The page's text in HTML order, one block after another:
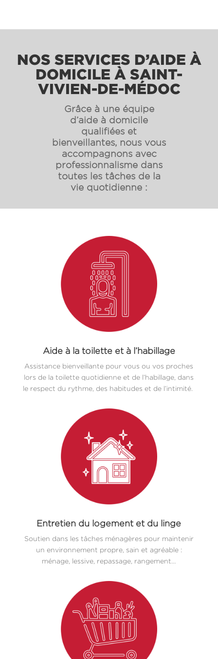
NOS SERVICES D’AIDE À
DOMICILE À SAINT-
VIVIEN-DE-MÉDOC
Grâce à une équipe
d’aide à domicile
qualifiées et
bienveillantes, nous vous
accompagnons avec
professionnalisme dans
toutes les tâches de la
vie quotidienne :
Aide à la toilette et à l’habillage
Assistance bienveillante pour vous ou vos proches
lors de la toilette quotidienne et de l’habillage, dans
le respect du rythme, des habitudes et de l’intimité.
Entretien du logement et du linge
Soutien dans les tâches ménagères pour maintenir
un environnement propre, sain et agréable :
ménage, lessive, repassage, rangement…